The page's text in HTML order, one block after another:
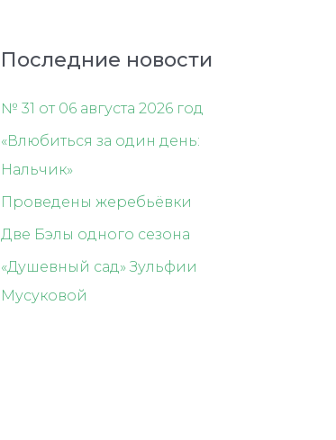
Последние новости
№ 31 от 06 августа 2026 год
«Влюбиться за один день:
Нальчик»
Проведены жеребьёвки
Две Бэлы одного сезона
«Душевный сад» Зульфии
Мусуковой